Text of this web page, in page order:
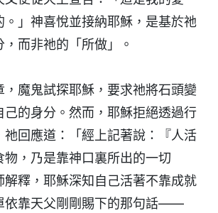
。」神喜悅並接納耶穌，是基於祂
，而非祂的「所做」。
，魔鬼試探耶穌，要求祂將石頭變
己的身分。然而，耶穌拒絕透過行
祂回應道：「經上記著說：『人活
物，乃是靠神口裏所出的一切
解釋，耶穌深知自己活著不靠成就
依靠天父剛剛賜下的那句話——